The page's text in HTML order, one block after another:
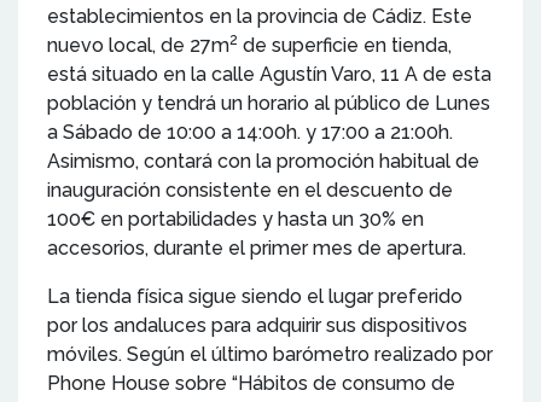
establecimientos en la provincia de Cádiz. Este
nuevo local, de 27m2 de superficie en tienda,
está situado en la calle Agustín Varo, 11 A de esta
población y tendrá un horario al público de Lunes
a Sábado de 10:00 a 14:00h. y 17:00 a 21:00h.
Asimismo, contará con la promoción habitual de
inauguración consistente en el descuento de
100€ en portabilidades y hasta un 30% en
accesorios, durante el primer mes de apertura.
La tienda física sigue siendo el lugar preferido
por los andaluces para adquirir sus dispositivos
móviles. Según el último barómetro realizado por
Phone House sobre “Hábitos de consumo de